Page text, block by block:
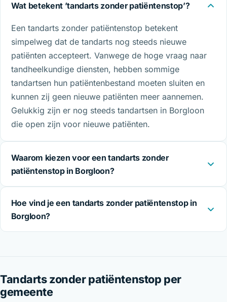
Wat betekent ’tandarts zonder patiëntenstop’?
Een tandarts zonder patiëntenstop betekent
simpelweg dat de tandarts nog steeds nieuwe
patiënten accepteert. Vanwege de hoge vraag naar
tandheelkundige diensten, hebben sommige
tandartsen hun patiëntenbestand moeten sluiten en
kunnen zij geen nieuwe patiënten meer aannemen.
Gelukkig zijn er nog steeds tandartsen in Borgloon
die open zijn voor nieuwe patiënten.
Waarom kiezen voor een tandarts zonder
patiëntenstop in Borgloon?
Hoe vind je een tandarts zonder patiëntenstop in
Borgloon?
Tandarts zonder patiëntenstop per
gemeente